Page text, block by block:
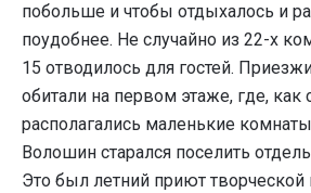
побольше и чтобы отдыхалось и
поудобнее. Не случайно из 22-х
15 отводилось для гостей.
обитали на первом этаже, где, как
располагались маленькие
Волошин старался поселить
Это был летний приют творческой